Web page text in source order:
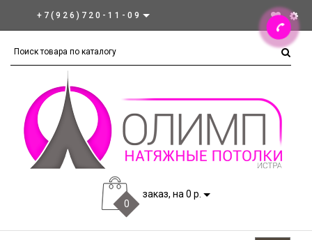
+7(926)720-11-09
0
заказ, на 0 р.